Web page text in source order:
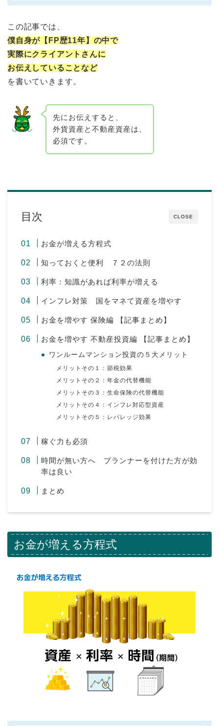
この記事では、
僕自身が【FP歴11年】の中で
実際にクライアントさんに
お伝えしていることなど
を書いていきます。
先にお伝えすると、
外貨資産と不動産資産は、
必須です。
CLOSE
目次
お金が増える方程式
知っておくと便利 ７２の法則
利率：知識があれば利率が増える
インフレ対策 国をマネて資産を増やす
お金を増やす 保険編 【記事まとめ】
お金を増やす 不動産投資編 【記事まとめ】
ワンルームマンション投資の５大メリット
メリットその１：節税効果
メリットその２：年金の代替機能
メリットその３：生命保険の代替機能
メリットその４：インフレ対応型資産
メリットその５：レバレッジ効果
稼ぐ力も必須
時間が無い方へ プランナーを付けた方が効
率は良い
まとめ
お金が増える方程式